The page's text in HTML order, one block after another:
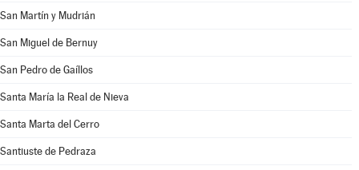
San Martín y Mudrián
San Miguel de Bernuy
San Pedro de Gaíllos
Santa María la Real de Nieva
Santa Marta del Cerro
Santiuste de Pedraza